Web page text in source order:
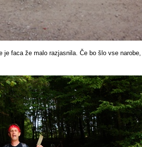
je faca že malo razjasnila. Če bo šlo vse narobe,